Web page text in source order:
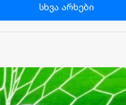
სხვა არხები